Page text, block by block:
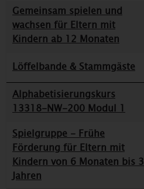
Gemeinsam spielen und
wachsen für Eltern mit
Kindern ab 12 Monaten
Löffelbande & Stammgäste
Alphabetisierungskurs
13318-NW-200 Modul 1
Spielgruppe - Frühe
Förderung für Eltern mit
Kindern von 6 Monaten bis 3
Jahren